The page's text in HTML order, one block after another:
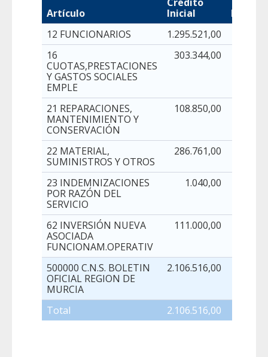
Artículo
Inicial
12 FUNCIONARIOS
1.295.521,00
16
CUOTAS,PRESTACIONES
Y GASTOS SOCIALES
EMPLE
303.344,00
21 REPARACIONES,
MANTENIMIENTO Y
CONSERVACIÓN
108.850,00
22 MATERIAL,
SUMINISTROS Y OTROS
286.761,00
23 INDEMNIZACIONES
POR RAZÓN DEL
SERVICIO
1.040,00
62 INVERSIÓN NUEVA
ASOCIADA
FUNCIONAM.OPERATIV
111.000,00
500000 C.N.S. BOLETIN
OFICIAL REGION DE
MURCIA
2.106.516,00
Total 2.106.516,00